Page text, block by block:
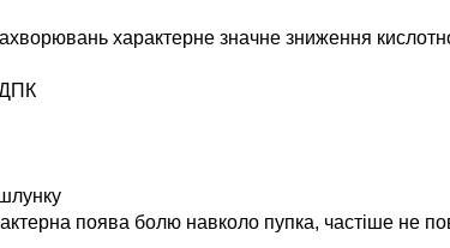
характерне значне зниження
ДПК
поява болю навколо пупка, частіше не